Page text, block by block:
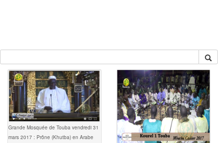
Grande Mosquée de Touba vendredi 31
mars 2017 : Prône (Khutba) en Arabe